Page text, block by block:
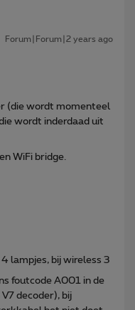
Forum|Forum|2 years ago
(die wordt momenteel
wordt inderdaad uit
WiFi bridge.
lampjes, bij wireless 3
foutcode A001 in de
decoder), bij